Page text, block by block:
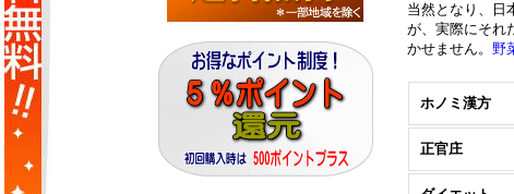
当然となり、日
が、実際にそれ
かせません。野
ホノミ漢方
正官庄